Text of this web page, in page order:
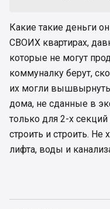
Какие такие деньги
СВОИХ квартирах,
которые не могут
коммуналку берут,
их могли вышвырнуть
дома, не сданные в
только для 2-х
строить и строить. Не
лифта, воды и